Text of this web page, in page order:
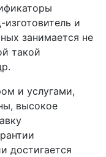
изготовитель и
занимается не
такой
и услугами,
высокое
достигается